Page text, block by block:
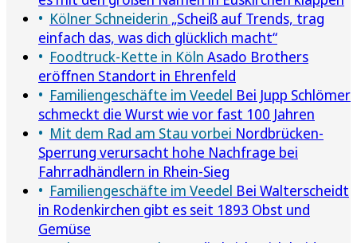
Kölner Schneiderin „Scheiß auf Trends, trag
einfach das, was dich glücklich macht“
Foodtruck-Kette in Köln Asado Brothers
eröffnen Standort in Ehrenfeld
Familiengeschäfte im Veedel Bei Jupp Schlömer
schmeckt die Wurst wie vor fast 100 Jahren
Mit dem Rad am Stau vorbei Nordbrücken-
Sperrung verursacht hohe Nachfrage bei
Fahrradhändlern in Rhein-Sieg
Familiengeschäfte im Veedel Bei Walterscheidt
in Rodenkirchen gibt es seit 1893 Obst und
Gemüse